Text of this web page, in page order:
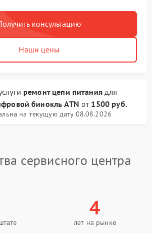
консультацию
Наши цены
ремонт цепи питаниядля
бинокль ATN от 1500 руб.
на текущую дату 08.08.2026
сервисного центра
4
лет на рынке